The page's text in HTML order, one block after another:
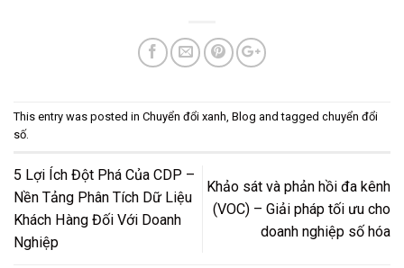
This entry was posted in Chuyển đổi xanh, Blog and tagged chuyển đổi
số.
5 Lợi Ích Đột Phá Của CDP –
Nền Tảng Phân Tích Dữ Liệu
Khách Hàng Đối Với Doanh
Nghiệp
Khảo sát và phản hồi đa kênh
(VOC) – Giải pháp tối ưu cho
doanh nghiệp số hóa